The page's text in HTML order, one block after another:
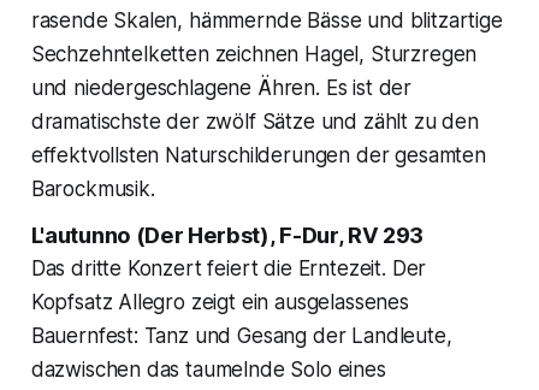
rasende Skalen, hämmernde Bässe und blitzartige
Sechzehntelketten zeichnen Hagel, Sturzregen
und niedergeschlagene Ähren. Es ist der
dramatischste der zwölf Sätze und zählt zu den
effektvollsten Naturschilderungen der gesamten
Barockmusik.
L'autunno (Der Herbst), F-Dur, RV 293
Das dritte Konzert feiert die Erntezeit. Der
Kopfsatz Allegro zeigt ein ausgelassenes
Bauernfest: Tanz und Gesang der Landleute,
dazwischen das taumelnde Solo eines